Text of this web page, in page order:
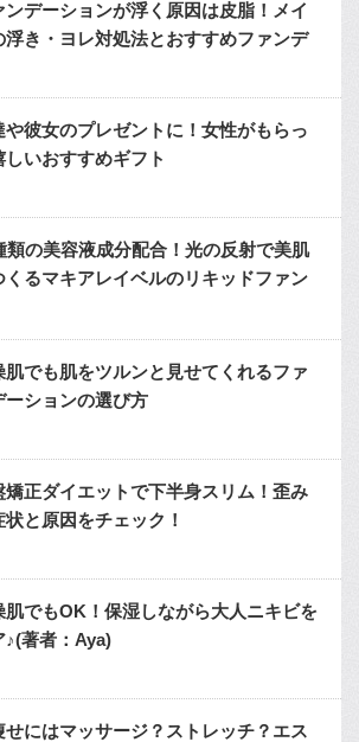
ンデーションが浮く原因は皮脂！メイ
浮き・ヨレ対処法とおすすめファンデ
や彼女のプレゼントに！女性がもらっ
しいおすすめギフト
類の美容液成分配合！光の反射で美肌
くるマキアレイベルのリキッドファン
肌でも肌をツルンと見せてくれるファ
ーションの選び方
矯正ダイエットで下半身スリム！歪み
状と原因をチェック！
肌でもOK！保湿しながら大人ニキビを
♪(著者：Aya)
せにはマッサージ？ストレッチ？エス